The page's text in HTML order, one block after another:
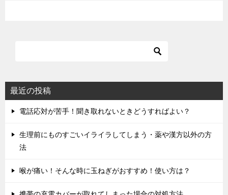
ン
最近の投稿
電話応対が苦手！聞き取れないときどうすればよい？
生理前にものすごいイライラしてしまう・薬や漢方以外の方
法
喉が痛い！そんな時に玉ねぎがおすすめ！使い方は？